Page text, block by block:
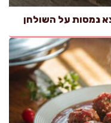
נמסות על השולחן